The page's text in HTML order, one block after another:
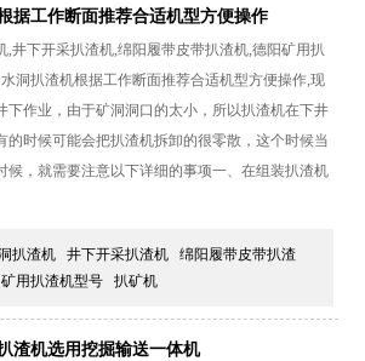
据工作断面推荐合适机型方便操作
,井下开采扒渣机,绵阳履带皮带扒渣机,德阳矿用扒
洞扒渣机根据工作断面推荐合适机型方便操作,现
下作业，由于矿洞洞口的太小，所以扒渣机在下井
的时候可能会把扒渣机拆卸的很零散，这个时候当
候，就需要注意以下详细的事项一、在组装扒渣机
扒渣机 井下开采扒渣机
绵阳履带皮带扒渣
矿用扒渣机型号 扒矿机
渣机选用挖掘输送一体机